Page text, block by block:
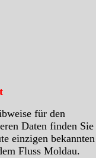
für den
Daten finden Sie
einzigen bekannten
Fluss Moldau.